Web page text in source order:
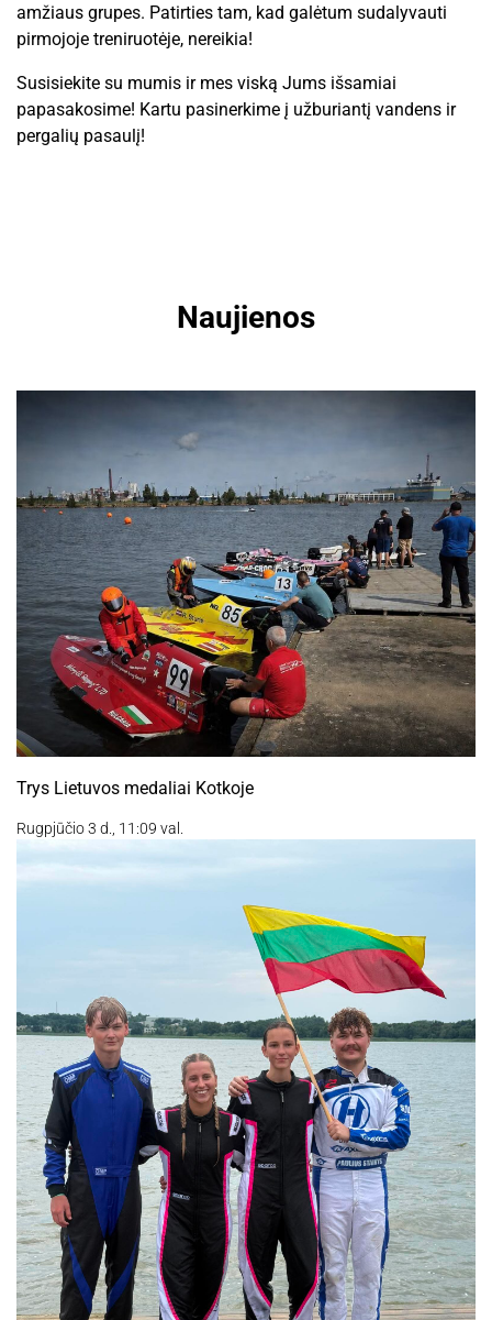
amžiaus grupes. Patirties tam, kad galėtum sudalyvauti
pirmojoje treniruotėje, nereikia!
Susisiekite su mumis ir mes viską Jums išsamiai
papasakosime! Kartu pasinerkime į užburiantį vandens ir
pergalių pasaulį!
Naujienos
Trys Lietuvos medaliai Kotkoje
Rugpjūčio 3 d., 11:09 val.